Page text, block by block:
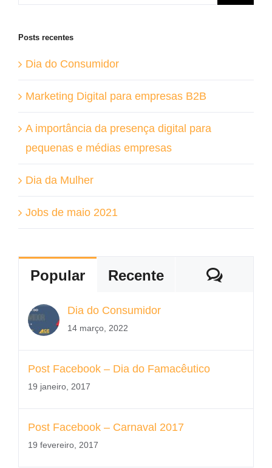
Posts recentes
Dia do Consumidor
Marketing Digital para empresas B2B
A importância da presença digital para
pequenas e médias empresas
Dia da Mulher
Jobs de maio 2021
Popular Recente
Dia do Consumidor
14 março, 2022
Post Facebook – Dia do Famacêutico
19 janeiro, 2017
Post Facebook – Carnaval 2017
19 fevereiro, 2017